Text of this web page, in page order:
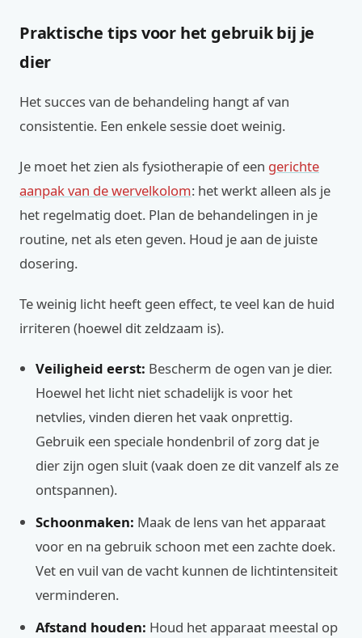
Praktische tips voor het gebruik bij je
dier
Het succes van de behandeling hangt af van
consistentie. Een enkele sessie doet weinig.
Je moet het zien als fysiotherapie of een gerichte
aanpak van de wervelkolom: het werkt alleen als je
het regelmatig doet. Plan de behandelingen in je
routine, net als eten geven. Houd je aan de juiste
dosering.
Te weinig licht heeft geen effect, te veel kan de huid
irriteren (hoewel dit zeldzaam is).
Veiligheid eerst: Bescherm de ogen van je dier.
Hoewel het licht niet schadelijk is voor het
netvlies, vinden dieren het vaak onprettig.
Gebruik een speciale hondenbril of zorg dat je
dier zijn ogen sluit (vaak doen ze dit vanzelf als ze
ontspannen).
Schoonmaken: Maak de lens van het apparaat
voor en na gebruik schoon met een zachte doek.
Vet en vuil van de vacht kunnen de lichtintensiteit
verminderen.
Afstand houden: Houd het apparaat meestal op